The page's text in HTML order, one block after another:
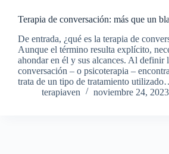
Terapia de conversación: más que un
De entrada, ¿qué es la terapia de
Aunque el término resulta explícito,
ahondar en él y sus alcances. Al definir
conversación – o psicoterapia –
trata de un tipo de tratamiento
terapiaven
noviembre 24, 2023